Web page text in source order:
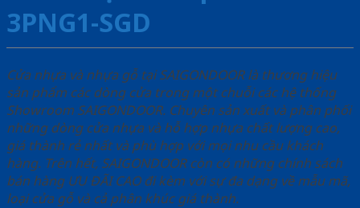
3PNG1-SGD
Cửa nhựa và nhựa gỗ tại SAIGONDOOR là thương hiệu
sản phẩm các dòng cửa trong một chuỗi các hệ thống
Showroom SAIGONDOOR. Chuyên sản xuất và phân phối
những dòng cửa nhựa và hỗ hợp nhựa chất lượng cao,
giá thành rẻ nhất và phù hợp với mọi nhu cầu khách
hàng. Trên hết, SAIGONDOOR còn có những chính sách
bán hàng ƯU ĐÃI CAO đi kèm với sự đa dạng về mẫu mã,
loại cửa gỗ và cả phân khúc giá thành.